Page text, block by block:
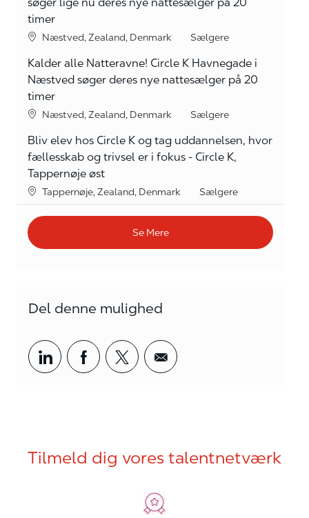
timer
Lokation
Næstved, Zealand, Denmark kategori
Sælgere
Kalder alle Natteravne! Circle K Havnegade i
Næstved søger deres nye nattesælger på 20
timer
Lokation
Næstved, Zealand, Denmark kategori
Sælgere
Bliv elev hos Circle K og tag uddannelsen, hvor
fællesskab og trivsel er i fokus - Circle K,
Tappernøje øst
Lokation
Tappernøje, Zealand, Denmark kategori
Sælgere
Se Mere
Del denne mulighed
Del via LinkedIn
Del via Facebook
Del via twitter
Del via mail
Tilmeld dig vores talentnetværk